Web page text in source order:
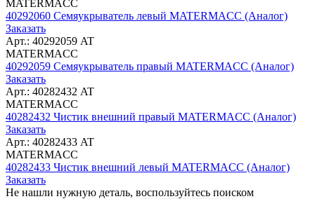
MATERMACC
40292060 Семяукрыватель левый MATERMACC (Аналог)
Заказать
Арт.: 40292059 AT
MATERMACC
40292059 Семяукрыватель правый MATERMACC (Аналог)
Заказать
Арт.: 40282432 AT
MATERMACC
40282432 Чистик внешний правый MATERMACC (Аналог)
Заказать
Арт.: 40282433 AT
MATERMACC
40282433 Чистик внешний левый MATERMACC (Аналог)
Заказать
Не нашли нужную деталь, воспользуйтесь поиском